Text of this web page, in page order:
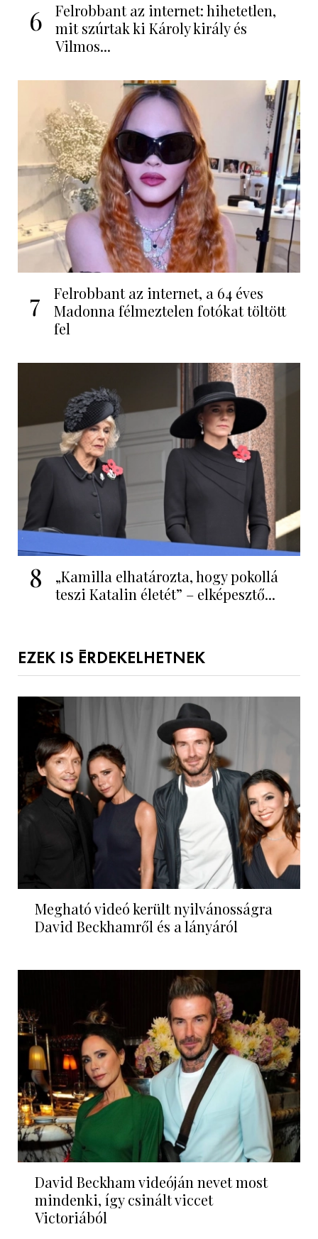
6
Felrobbant az internet: hihetetlen,
mit szúrtak ki Károly király és
Vilmos...
7
Felrobbant az internet, a 64 éves
Madonna félmeztelen fotókat töltött
fel
8
„Kamilla elhatározta, hogy pokollá
teszi Katalin életét” – elképesztő...
EZEK IS ÉRDEKELHETNEK
Megható videó került nyilvánosságra
David Beckhamről és a lányáról
David Beckham videóján nevet most
mindenki, így csinált viccet
Victoriából